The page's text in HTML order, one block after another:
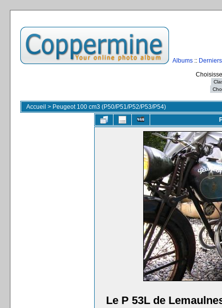
Albums::
Accueil > Peugeot 100 cm3 (P50/P51/P52/P53/P54)
Le P 53L de